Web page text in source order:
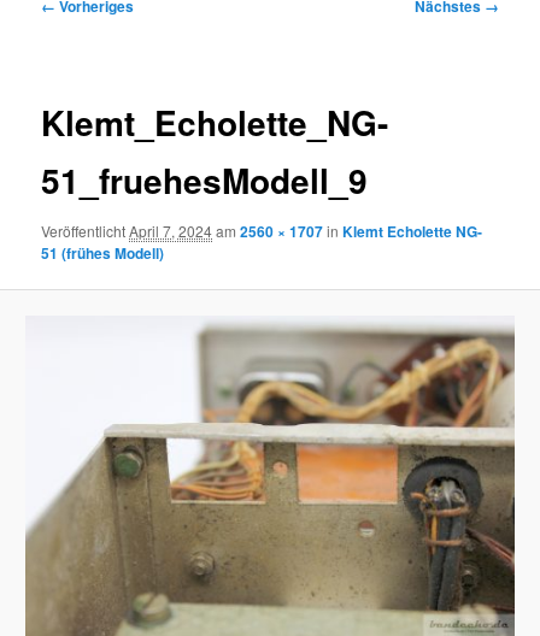
← Vorheriges Nächstes →
Klemt_Echolette_NG-
51_fruehesModell_9
VeröffentlichtApril 7, 2024am2560 × 1707inKlemt Echolette NG-
51 (frühes Modell)